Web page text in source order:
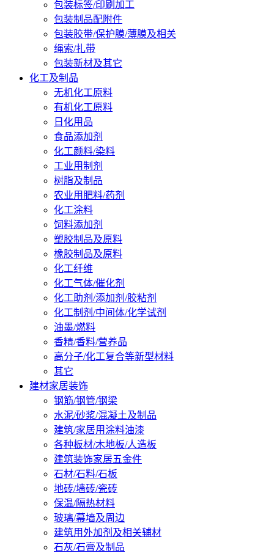
包装标签/印刷加工
包装制品配附件
包装胶带/保护膜/薄膜及相关
绳索/扎带
包装新材及其它
化工及制品
无机化工原料
有机化工原料
日化用品
食品添加剂
化工颜料/染料
工业用制剂
树脂及制品
农业用肥料/药剂
化工涂料
饲料添加剂
塑胶制品及原料
橡胶制品及原料
化工纤维
化工气体/催化剂
化工助剂/添加剂/胶粘剂
化工制剂/中间体/化学试剂
油墨/燃料
香精/香料/营养品
高分子/化工复合等新型材料
其它
建材家居装饰
钢筋/钢管/钢梁
水泥/砂浆/混凝土及制品
建筑/家居用涂料油漆
各种板材/木地板/人造板
建筑装饰家居五金件
石材/石料/石板
地砖/墙砖/瓷砖
保温/隔热材料
玻璃/幕墙及周边
建筑用外加剂及相关辅材
石灰/石膏及制品